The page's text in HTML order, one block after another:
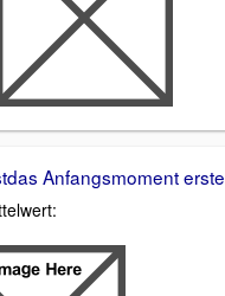
Anfangsmoment